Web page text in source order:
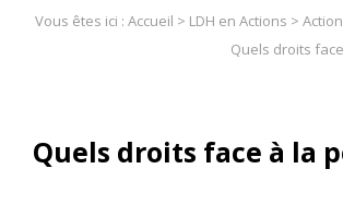
Vous êtes ici : Accueil > LDH en Actions >
Quels droits
Quels droits face à la